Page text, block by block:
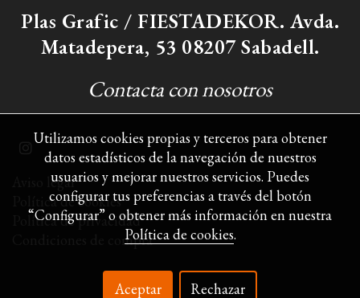
Plas Grafic / FIESTADEKOR. Avda.
Matadepera, 53 08207 Sabadell.
Contacta con nosotros
Aviso legal
Política de cookies
Política de privacidad
Condiciones de compra
Utilizamos cookies propias y terceros para obtener
datos estadísticos de la navegación de nuestros
usuarios y mejorar nuestros servicios. Puedes
configurar tus preferencias a través del botón
“Configurar” o obtener más información en nuestra
Política de cookies.
Aceptar Rechazar